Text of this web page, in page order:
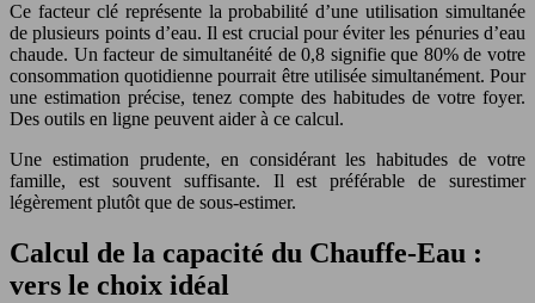
Ce facteur clé représente la probabilité d’une utilisation simultanée
de plusieurs points d’eau. Il est crucial pour éviter les pénuries d’eau
chaude. Un facteur de simultanéité de 0,8 signifie que 80% de votre
consommation quotidienne pourrait être utilisée simultanément. Pour
une estimation précise, tenez compte des habitudes de votre foyer.
Des outils en ligne peuvent aider à ce calcul.
Une estimation prudente, en considérant les habitudes de votre
famille, est souvent suffisante. Il est préférable de surestimer
légèrement plutôt que de sous-estimer.
Calcul de la capacité du Chauffe-Eau :
vers le choix idéal